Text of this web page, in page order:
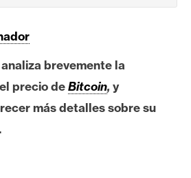
analiza brevemente la
precio deBitcoin, y
más detalles sobre su